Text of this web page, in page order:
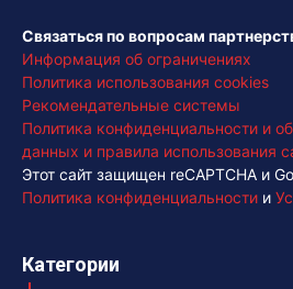
Связаться по вопросам
Информация об ограничениях
Политика использования cookies
Рекомендательные системы
Политика конфиденциальности и
данных и правила использования
Этот сайт защищен reCAPTCHA и
Политика конфиденциальности и
Категории